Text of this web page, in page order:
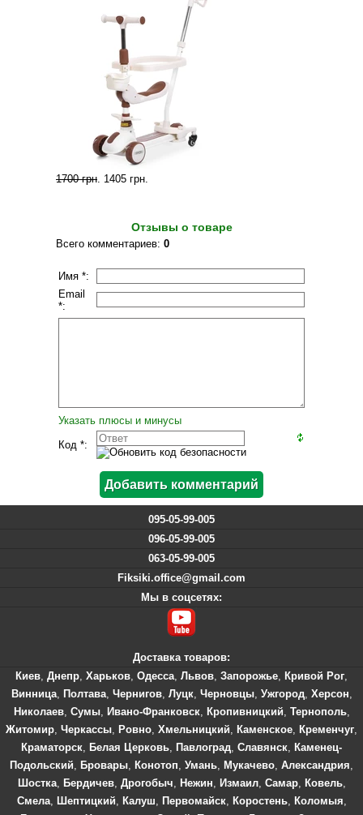
1700 грн. 1405 грн.
Отзывы о товаре
Всего комментариев: 0
Имя *:
Email
*:
Указать плюсы и минусы
Код *:
095-05-99-005
096-05-99-005
063-05-99-005
Fiksiki.office@gmail.com
Мы в соцсетях:
Доставка товаров:
Киев, Днепр, Харьков, Одесса, Львов, Запорожье, Кривой Рог,
Винница, Полтава, Чернигов, Луцк, Черновцы, Ужгород, Херсон,
Николаев, Сумы, Ивано-Франковск, Кропивницкий, Тернополь,
Житомир, Черкассы, Ровно, Хмельницкий, Каменское, Кременчуг,
Краматорск, Белая Церковь, Павлоград, Славянск, Каменец-
Подольский, Бровары, Конотоп, Умань, Мукачево, Александрия,
Шостка, Бердичев, Дрогобыч, Нежин, Измаил, Самар, Ковель,
Смела, Шептицкий, Калуш, Первомайск, Коростень, Коломыя,